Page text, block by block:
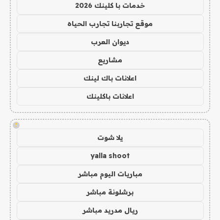
خدمات با كلينك 2026
موقع تجاربنا تجارب الحياه
ديوان العرب
مشاريع
اعلانات باك لينك
اعلانات باكلينك
!
يلا شوت
yalla shoot
مباريات اليوم مباشر
برشلونة مباشر
ريال مدريد مباشر